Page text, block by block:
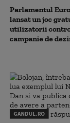
Parlamentul
lansat un joc
utilizatorii
campanie de
GANDUL.RO